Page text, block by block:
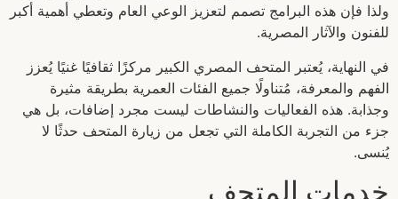
ولذا فإن هذه البرامج تصمم لتعزيز الوعي العام وتعطي أهمية أكبر
للفنون والآثار المصرية.
في النهاية، يُعتبر المتحف المصري الكبير مركزًا ثقافيًا غنيًا يُعزز
الفهم والمعرفة، مُتناولًا جميع الفئات العمرية بطريقة مثيرة
وجذابة. هذه الفعاليات والنشاطات ليست مجرد إضافات، بل هي
جزء من التجربة الكاملة التي تجعل من زيارة المتحف حدثًا لا
يُنسى.
خدمات المتحف